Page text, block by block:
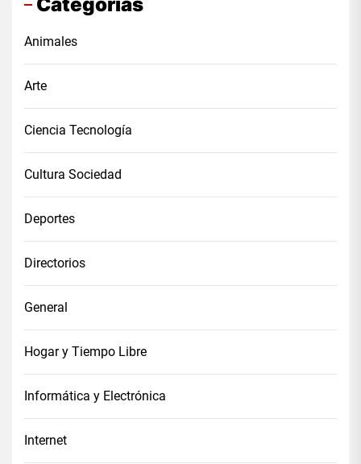
Animales
Arte
Ciencia Tecnología
Cultura Sociedad
Deportes
Directorios
General
Hogar y Tiempo Libre
Informática y Electrónica
Internet